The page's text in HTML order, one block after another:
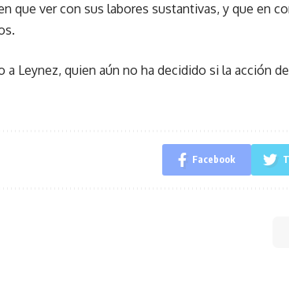
que ver con sus labores sustantivas, y que en
a Leynez, quien aún no ha decidido si la acción
Facebook